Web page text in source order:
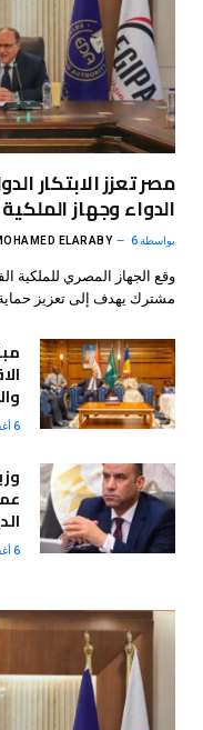
مصر تعزز الابتكار
الدواء وجهاز
بواسطة ELARABY 6 أغسطس، 2026
وقع الجهاز المصري للملكية
مشترك يهدف إلى تعزيز
6 أغسطس، 2026
6 أغسطس، 2026